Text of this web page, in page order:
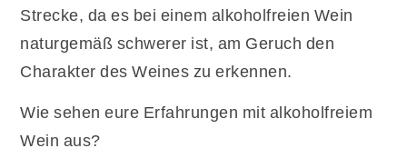
Strecke, da es bei einem alkoholfreien Wein
naturgemäß schwerer ist, am Geruch den
Charakter des Weines zu erkennen.
Wie sehen eure Erfahrungen mit alkoholfreiem
Wein aus?